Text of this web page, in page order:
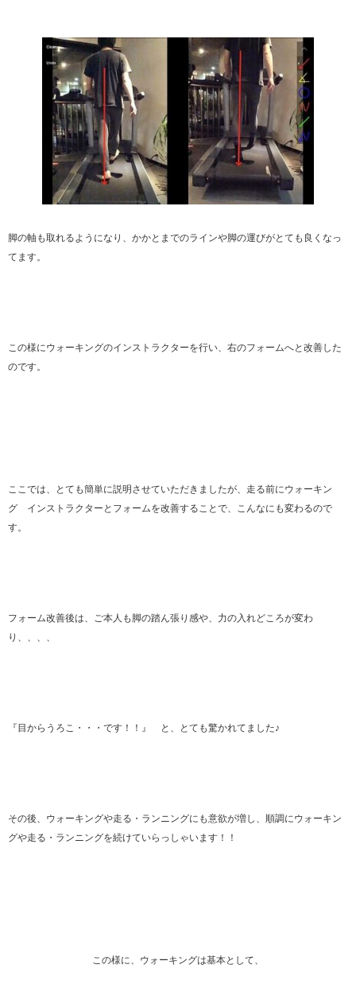
脚の軸も取れるようになり、かかとまでのラインや脚の運びがとても良くなっ
てます。
この様にウォーキングのインストラクターを行い、右のフォームへと改善した
のです。
ここでは、とても簡単に説明させていただきましたが、走る前にウォーキン
グ インストラクターとフォームを改善することで、こんなにも変わるので
す。
フォーム改善後は、ご本人も脚の踏ん張り感や、力の入れどころが変わ
り、、、、
『目からうろこ・・・です！！』 と、とても驚かれてました♪
その後、ウォーキングや走る・ランニングにも意欲が増し、順調にウォーキン
グや走る・ランニングを続けていらっしゃいます！！
この様に、ウォーキングは基本として、